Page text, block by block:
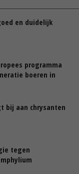
en duidelijk
programma
boeren in
bij aan chrysanten
tegen